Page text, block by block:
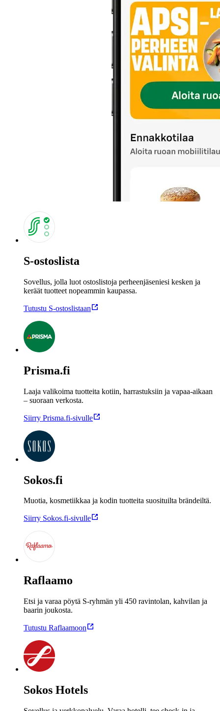
S-ostoslista
Sovellus, jolla luot ostoslistoja perheenjäseniesi kesken ja
keräät tuotteet nopeammin kaupassa.
Tutustu S-ostoslistaan
Prisma.fi
Laaja valikoima tuotteita kotiin, harrastuksiin ja vapaa-aikaan
– suoraan verkosta.
Siirry Prisma.fi‑sivulle
Sokos.fi
Muotia, kosmetiikkaa ja kodin tuotteita suosituilta brändeiltä.
Siirry Sokos.fi‑sivulle
Raflaamo
Etsi ja varaa pöytä S-ryhmän yli 450 ravintolan, kahvilan ja
baarin joukosta.
Tutustu Raflaamoon
Sokos Hotels